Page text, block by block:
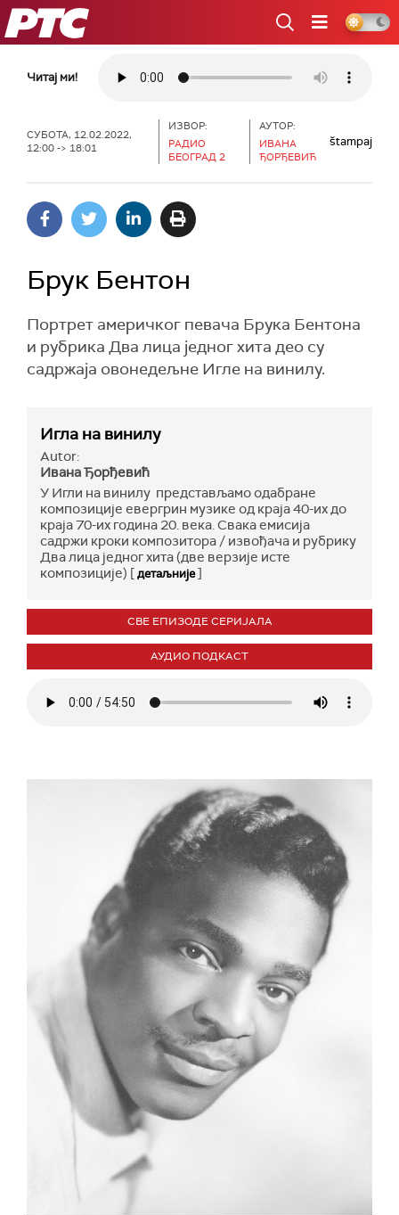
РТС
Читај ми!
СУБОТА, 12.02.2022,
12:00 -> 18:01
ИЗВОР:
РАДИО
БЕОГРАД 2
АУТОР:
ИВАНА
ЂОРЂЕВИЋ
štampaj
Брук Бентон
Портрет америчког певача Брука Бентона
и рубрика Два лица једног хита део су
садржаја овонедељне Игле на винилу.
Игла на винилу
Autor:
Ивана Ђорђевић
У Игли на винилу представљамо одабране
композиције евергрин музике од краја 40-их до
краја 70-их година 20. века. Свака емисија
садржи кроки композитора / извођача и рубрику
Два лица једног хита (две верзије исте
композиције) [детаљније]
СВЕ ЕПИЗОДЕ СЕРИЈАЛА
АУДИО ПОДКАСТ